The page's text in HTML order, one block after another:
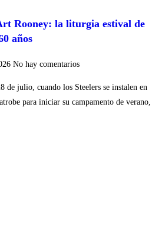
Rooney: la liturgia estival de
años
No hay comentarios
cuando los Steelers se instalen en
para iniciar su campamento de verano,